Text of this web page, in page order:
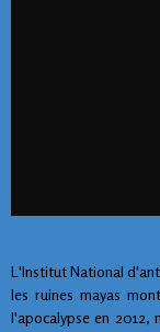
L'Institut National
les ruines mayas
l'apocalypse en 2012,